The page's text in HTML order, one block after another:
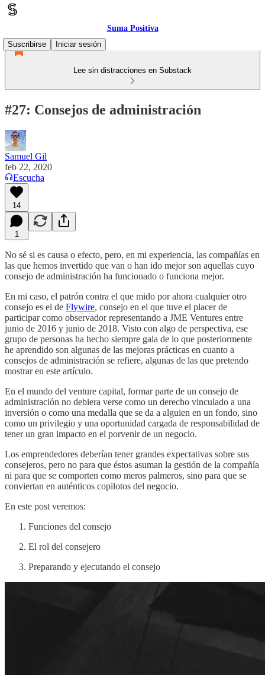
Suma Positiva
Suscribirse
Iniciar sesión
Lee sin distracciones en Substack
#27: Consejos de administración
Samuel Gil
feb 22, 2020
Escucha
14
1
No sé si es causa o efecto, pero, en mi experiencia, las compañías en
las que hemos invertido que van o han ido mejor son aquellas cuyo
consejo de administración ha funcionado o funciona mejor.
En mi caso, el patrón contra el que mido por ahora cualquier otro
consejo es el de Flywire, consejo en el que tuve el placer de
participar como observador representando a JME Ventures entre
junio de 2016 y junio de 2018. Visto con algo de perspectiva, ese
grupo de personas ha hecho siempre gala de lo que posteriormente
he aprendido son algunas de las mejoras prácticas en cuanto a
consejos de administración se refiere, algunas de las que pretendo
mostrar en este artículo.
En el mundo del venture capital, formar parte de un consejo de
administración no debiera verse como un derecho vinculado a una
inversión o como una medalla que se da a alguien en un fondo, sino
como un privilegio y una oportunidad cargada de responsabilidad de
tener un gran impacto en el porvenir de un negocio.
Los emprendedores deberían tener grandes expectativas sobre sus
consejeros, pero no para que éstos asuman la gestión de la compañía
ni para que se comporten como meros palmeros, sino para que se
conviertan en auténticos copilotos del negocio.
En este post veremos:
Funciones del consejo
El rol del consejero
Preparando y ejecutando el consejo